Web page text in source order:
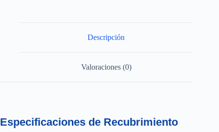
Descripción
Valoraciones (0)
Especificaciones de Recubrimiento